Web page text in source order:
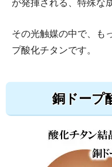
が発揮される、特殊な
その光触媒の中で、も
プ酸化チタンです。
銅ドープ